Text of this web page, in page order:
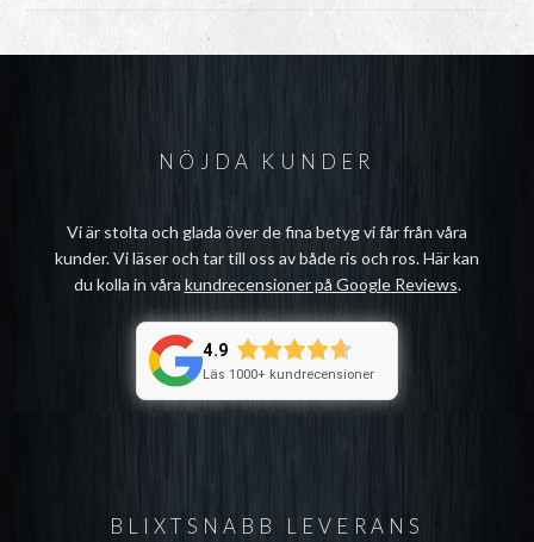
BLIXTSNABB LEVERANS
NÖJDA KUNDER
Vi är stolta och glada över de fina betyg vi får från våra
kunder. Vi läser och tar till oss av både ris och ros. Här kan
du kolla in våra kundrecensioner på Google Reviews.
4.9
Läs 1000+ kundrecensioner